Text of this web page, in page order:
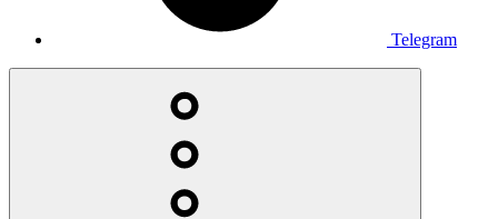
Telegram